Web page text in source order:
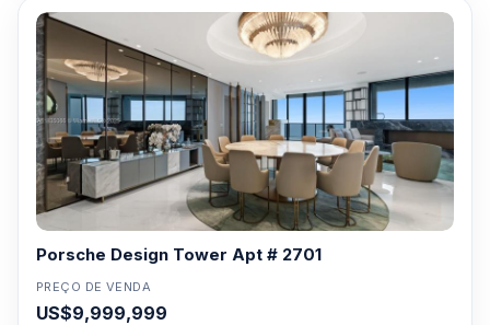
Porsche Design Tower Apt # 2701
PREÇO DE VENDA
US$9,999,999